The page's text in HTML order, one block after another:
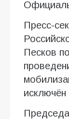
Пресс-
Песков
исключён